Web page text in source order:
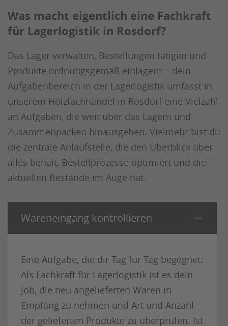
Was macht eigentlich eine Fachkraft
für Lagerlogistik in Rosdorf?
Das Lager verwalten, Bestellungen tätigen und
Produkte ordnungsgemäß einlagern – dein
Aufgabenbereich in der Lagerlogistik umfasst in
unserem Holzfachhandel in Rosdorf eine Vielzahl
an Aufgaben, die weit über das Lagern und
Zusammenpacken hinausgehen. Vielmehr bist du
die zentrale Anlaufstelle, die den Überblick über
alles behält, Bestellprozesse optimiert und die
aktuellen Bestände im Auge hat.
Wareneingang kontrollieren
Eine Aufgabe, die dir Tag für Tag begegnet:
Als Fachkraft für Lagerlogistik ist es dein
Job, die neu angelieferten Waren in
Empfang zu nehmen und Art und Anzahl
der gelieferten Produkte zu überprüfen. Ist